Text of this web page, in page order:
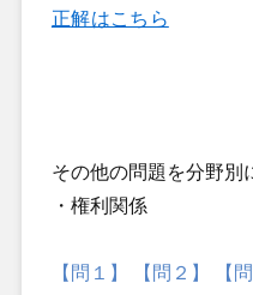
正解はこちら
その他の問題を分野別
・権利関係
【問１】 【問２】 【